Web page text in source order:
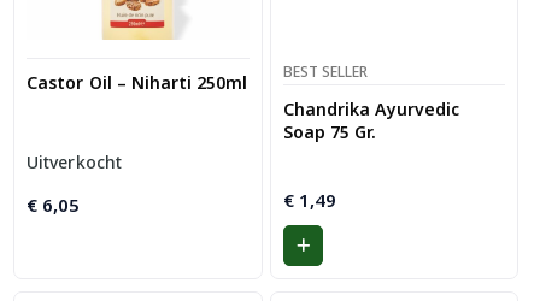
Castor Oil – Niharti 250ml
Uitverkocht
€ 6,05
BEST SELLER
Chandrika Ayurvedic
Soap 75 Gr.
€1,49